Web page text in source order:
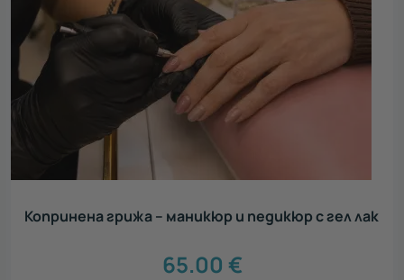
Копринена грижа – маникюр и педикюр с гел лак
65.00 €